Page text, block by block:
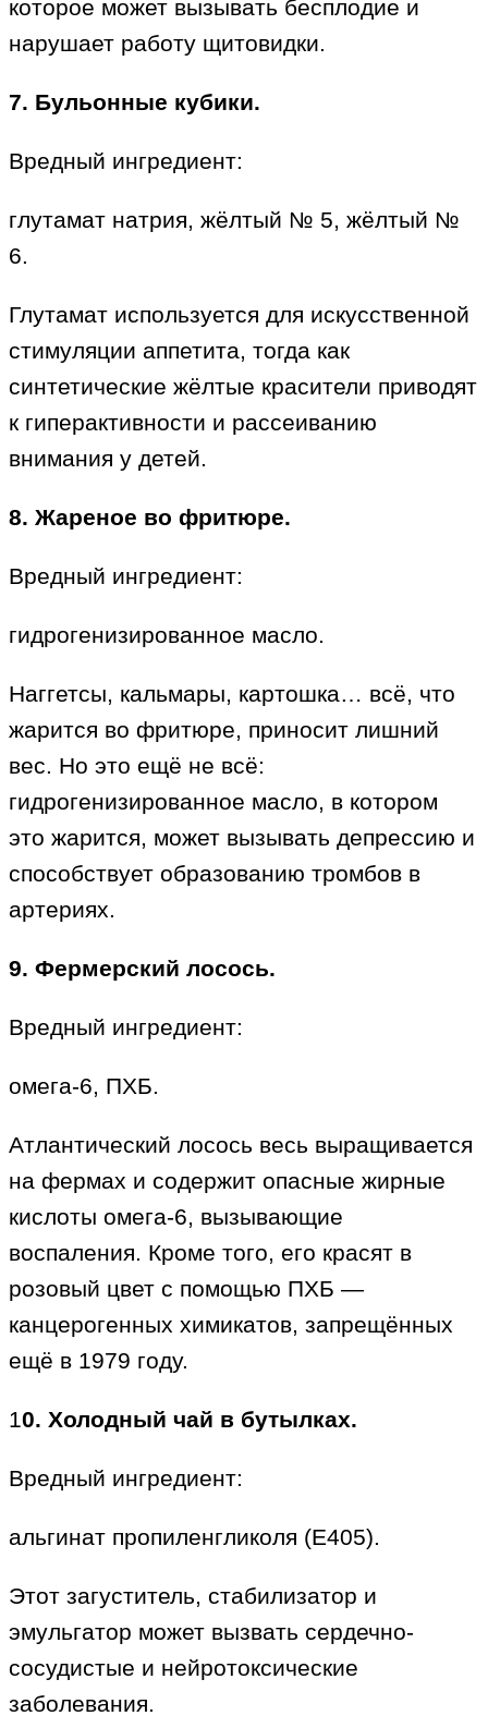
которое может вызывать бесплодие и
нарушает работу щитовидки.
7. Бульонные кубики.
Вредный ингредиент:
глутамат натрия, жёлтый № 5, жёлтый №
6.
Глутамат используется для искусственной
стимуляции аппетита, тогда как
синтетические жёлтые красители приводят
к гиперактивности и рассеиванию
внимания у детей.
8. Жареное во фритюре.
Вредный ингредиент:
гидрогенизированное масло.
Наггетсы, кальмары, картошка… всё, что
жарится во фритюре, приносит лишний
вес. Но это ещё не всё:
гидрогенизированное масло, в котором
это жарится, может вызывать депрессию и
способствует образованию тромбов в
артериях.
9. Фермерский лосось.
Вредный ингредиент:
омега-6, ПХБ.
Атлантический лосось весь выращивается
на фермах и содержит опасные жирные
кислоты омега-6, вызывающие
воспаления. Кроме того, его красят в
розовый цвет с помощью ПХБ —
канцерогенных химикатов, запрещённых
ещё в 1979 году.
10. Холодный чай в бутылках.
Вредный ингредиент:
альгинат пропиленгликоля (E405).
Этот загуститель, стабилизатор и
эмульгатор может вызвать сердечно-
сосудистые и нейротоксические
заболевания.